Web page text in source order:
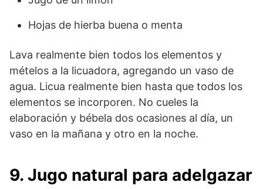
Hojas de hierba buena o menta
Lava realmente bien todos los elementos y
mételos a la licuadora, agregando un vaso de
agua. Licua realmente bien hasta que todos los
elementos se incorporen. No cueles la
elaboración y bébela dos ocasiones al día, un
vaso en la mañana y otro en la noche.
9. Jugo natural para adelgazar